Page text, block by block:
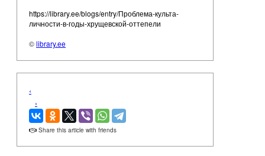
https://library.ee/blogs/entry/Проблема-культа-
личности-в-годы-хрущевской-оттепели
©library.ee
‹
›
Share this article with friends